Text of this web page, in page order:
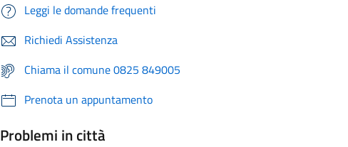
Leggi le domande frequenti
Richiedi Assistenza
Chiama il comune 0825 849005
Prenota un appuntamento
Problemi in città